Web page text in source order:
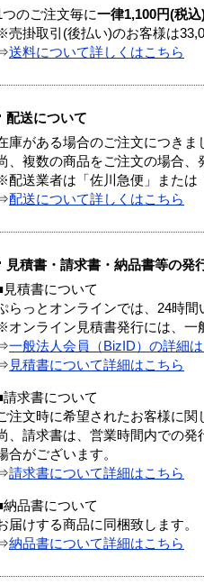
つのご注文毎に一律1,100円(税込
売掛取引(後払い)のお客様は
送料について詳しくはこちら
配送について
庫がある場合のご注文につきま
、複数の商品をご注文の場合、
配送業者は「佐川急便」または
配送について詳しくはこちら
見積書・請求書・納品書等の発
見積書について
らっとオンラインでは、24時間
オンライン見積書発行には、一
一般法人会員（BizID）の詳細
見積書について詳細はこちら
請求書について
注文時に希望されたお客様に関
、請求書は、営業時間内での
合がございます。
請求書について詳細はこちら
納品書について
届けする商品に同梱致します。
納品書について詳細はこちら